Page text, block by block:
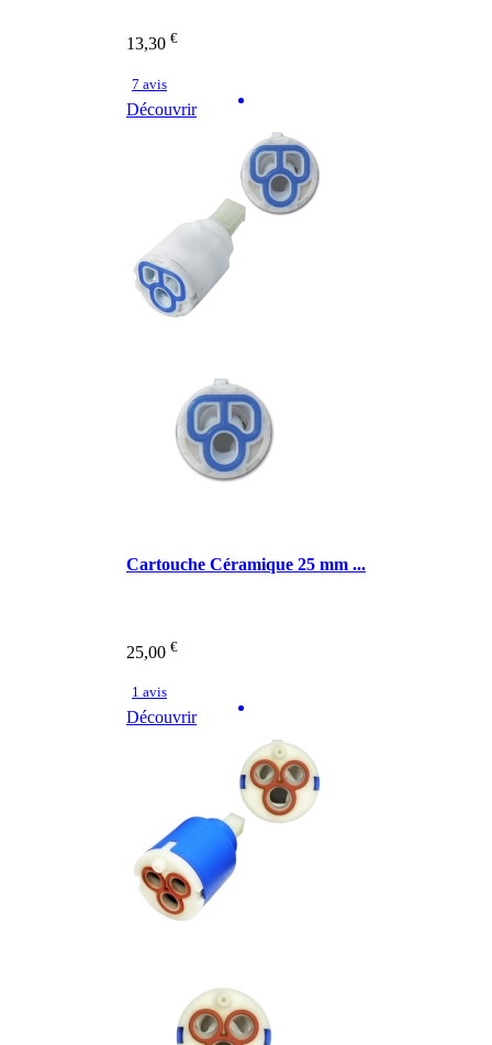
13,30 €
7 avis
Découvrir
Cartouche Céramique 25 mm ...
25,00 €
1 avis
Découvrir